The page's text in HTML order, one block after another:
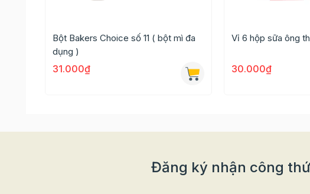
Bột Bakers Choice số 11 ( bột mì đa
dụng )
31.000₫
Vỉ 6 hộp sữa ông
30.000₫
Đăng ký nhận công